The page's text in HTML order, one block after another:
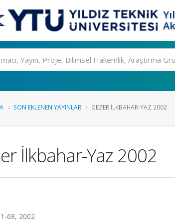
SON EKLENEN YAYINLAR GEZER İLKBAHAR-YAZ 2002
İlkbahar-Yaz 2002
68, 2002